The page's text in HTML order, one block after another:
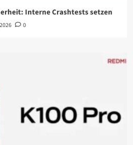
Interne Crashtests setzen
0